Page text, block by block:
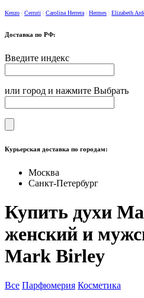
Kenzo Cerruti Carolina Herrera Hermes Elizabeth
Доставка по РФ:
Введите индекс
или город и нажмите Выбрать
Курьерская доставка по городам:
Москва
Санкт-Петербург
Купить духи
женский и
Mark Birley
Все Парфюмерия Косметика